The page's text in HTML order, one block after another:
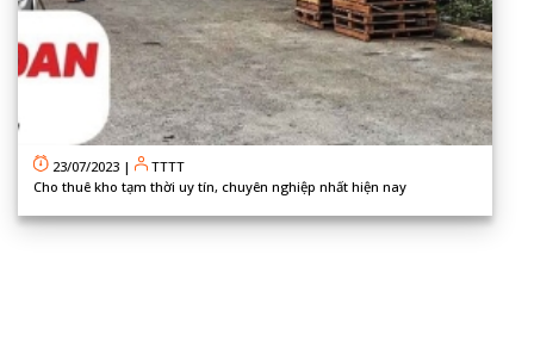
23/07/2023 |
TTTT
Cho thuê kho tạm thời uy tín, chuyên nghiệp nhất hiện nay